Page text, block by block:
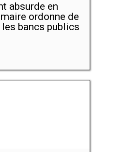
absurde en
ordonne de
bancs publics